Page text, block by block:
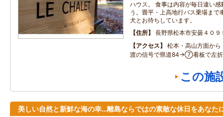
ハウス。 食事は内容が毎日違い
う。畳平・上高地行バス乗場まで
犬とお待ちしています。
住所
長野県松本市安曇４０９
アクセス
松本・高山方面か
渡の信号で県道84→⑦看板で左折
この施
美しい自然と新鮮な海の幸…離島ならではの素敵な休日をあなた